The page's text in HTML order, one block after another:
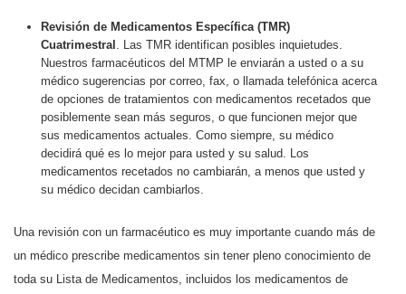
Revisión de Medicamentos Específica (TMR)
Cuatrimestral . Las TMR identifican posibles inquietudes.
Nuestros farmacéuticos del MTMP le enviarán a usted o a su
médico sugerencias por correo, fax, o llamada telefónica acerca
de opciones de tratamientos con medicamentos recetados que
posiblemente sean más seguros, o que funcionen mejor que
sus medicamentos actuales. Como siempre, su médico
decidirá qué es lo mejor para usted y su salud. Los
medicamentos recetados no cambiarán, a menos que usted y
su médico decidan cambiarlos.
Una revisión con un farmacéutico es muy importante cuando más de
un médico prescribe medicamentos sin tener pleno conocimiento de
toda su Lista de Medicamentos, incluidos los medicamentos de